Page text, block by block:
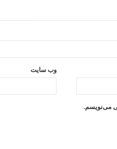
وب‌ سایت
می‌نویسم.